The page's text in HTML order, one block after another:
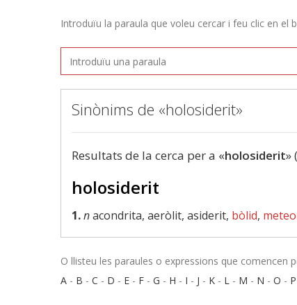
Introduïu la paraula que voleu cercar i feu clic en el
Sinònims de «holosiderit»
Resultats de la cerca per a «holosiderit»
holosiderit
1.nacondrita, aeròlit, asiderit, bòlid,
O llisteu les paraules o expressions que comencen
A - B - C - D - E - F - G - H - I - J - K - L - M - N - O - P